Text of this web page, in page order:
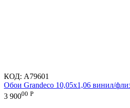
КОД: A79601
Обои Grandeco 10,05х1,06 винил/
3 90000 Р